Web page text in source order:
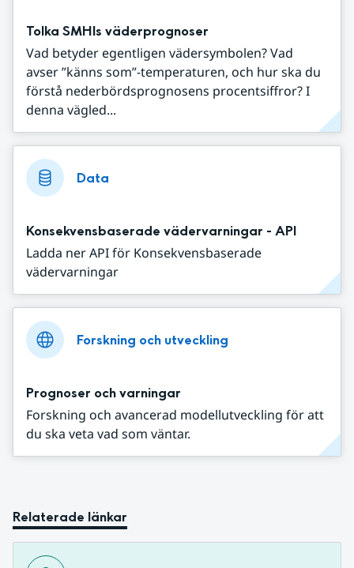
Tolka SMHIs väderprognoser
Vad betyder egentligen vädersymbolen? Vad
avser ”känns som”-temperaturen, och hur ska du
förstå nederbördsprognosens procentsiffror? I
denna vägled...
Data
Konsekvensbaserade vädervarningar - API
Ladda ner API för Konsekvensbaserade
vädervarningar
Forskning och utveckling
Prognoser och varningar
Forskning och avancerad modellutveckling för att
du ska veta vad som väntar.
Relaterade länkar